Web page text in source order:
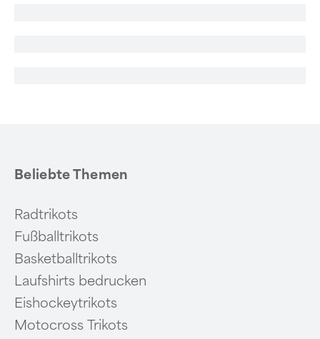
Beliebte Themen
Radtrikots
Fußballtrikots
Basketballtrikots
Laufshirts bedrucken
Eishockeytrikots
Motocross Trikots